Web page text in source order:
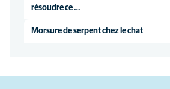
résoudre ce …
Morsure de serpent chez le chat